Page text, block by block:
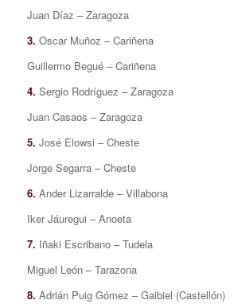
Juan Díaz – Zaragoza
3. Oscar Muñoz – Cariñena
Guillermo Begué – Cariñena
4. Sergio Rodríguez – Zaragoza
Juan Casaos – Zaragoza
5. José Elowsi – Cheste
Jorge Segarra – Cheste
6. Ander Lizarralde – Villabona
Iker Jáuregui – Anoeta
7. Iñaki Escribano – Tudela
Miguel León – Tarazona
8. Adrián Puig Gómez – Gaibiel (Castellón)